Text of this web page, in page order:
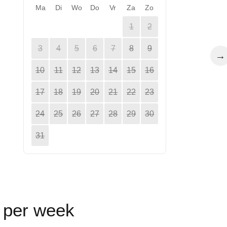
Ma Di Wo Do Vr Za Zo
1 2
3 4 5 6 7 8 9
10 11 12 13 14 15 16
17 18 19 20 21 22 23
24 25 26 27 28 29 30
31
→
week